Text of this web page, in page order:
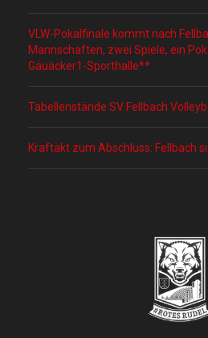
VLW-Pokalfinale kommt nach
Mannschaften, zwei Spiele, ein
Gäuäcker1-Sporthalle**
Tabellenstände SV Fellbach
Kraftakt zum Abschluss: Fellbach